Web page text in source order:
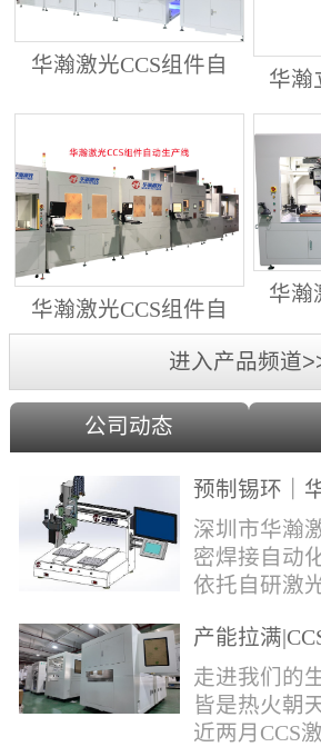
华瀚激光CCS组件自
动生产线（纵向线）
华瀚
射
华瀚激光CCS组件自
动生产线（横向线）
华瀚
（
进入产品频道
公司动态
预制锡环｜
环机，实现
深圳市华瀚
密焊接自动
依托自研激
环挤压成型
卷绕成型机
制备设备，
搭配激光定
产能拉满
力量产冲刺
走进我们的
皆是热火朝
近两月CCS